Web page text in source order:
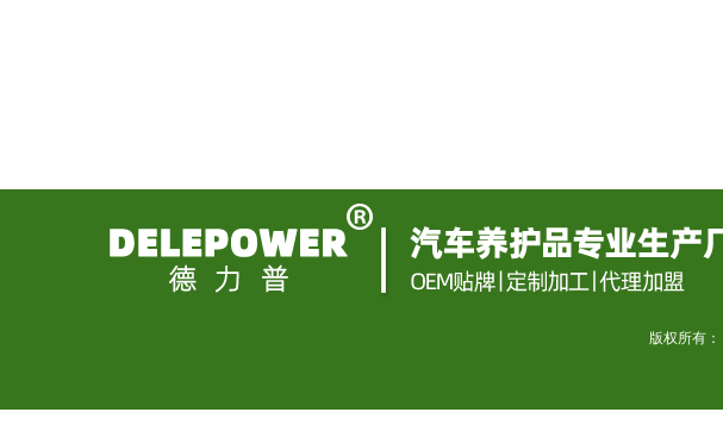
版权所有：